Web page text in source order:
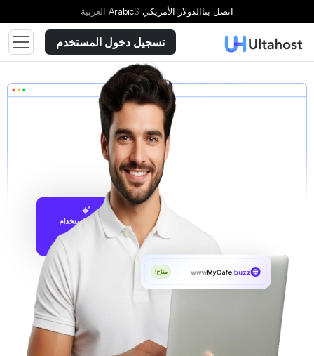
اتصل بناالدولار الأمريكي $
Arabic العربية
تسجيل دخول المستخدم
الاقتراح باستخدام
wwwMyCafe.buzz متاح!